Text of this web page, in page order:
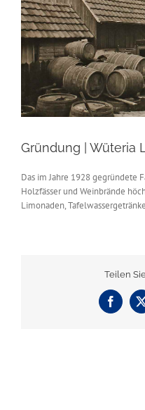
Gründung | Wüteria
Das im Jahre 1928 gegründete
Holzfässer und Weinbrände
Limonaden,
Teilen